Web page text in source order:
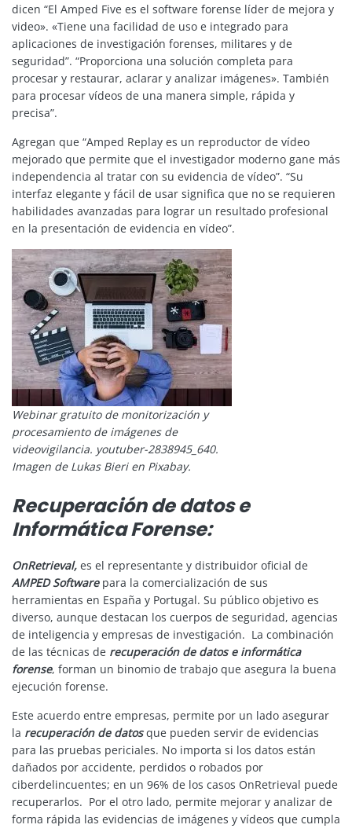
dicen “El Amped Five es el software forense líder de mejora y
video». «Tiene una facilidad de uso e integrado para
aplicaciones de investigación forenses, militares y de
seguridad”. “Proporciona una solución completa para
procesar y restaurar, aclarar y analizar imágenes». También
para procesar vídeos de una manera simple, rápida y
precisa”.
Agregan que “Amped Replay es un reproductor de vídeo
mejorado que permite que el investigador moderno gane más
independencia al tratar con su evidencia de vídeo”. “Su
interfaz elegante y fácil de usar significa que no se requieren
habilidades avanzadas para lograr un resultado profesional
en la presentación de evidencia en vídeo”.
Webinar gratuito de monitorización y
procesamiento de imágenes de
videovigilancia. youtuber-2838945_640.
Imagen de Lukas Bieri en Pixabay.
Recuperación de datos e
Informática Forense:
OnRetrieval, es el representante y distribuidor oficial de
AMPED Softwarepara la comercialización de sus
herramientas en España y Portugal. Su público objetivo es
diverso, aunque destacan los cuerpos de seguridad, agencias
de inteligencia y empresas de investigación. La combinación
de las técnicas de recuperación de datos e informática
forense, forman un binomio de trabajo que asegura la buena
ejecución forense.
Este acuerdo entre empresas, permite por un lado asegurar
la recuperación de datosque pueden servir de evidencias
para las pruebas periciales. No importa si los datos están
dañados por accidente, perdidos o robados por
ciberdelincuentes; en un 96% de los casos OnRetrieval puede
recuperarlos. Por el otro lado, permite mejorar y analizar de
forma rápida las evidencias de imágenes y vídeos que cumpla